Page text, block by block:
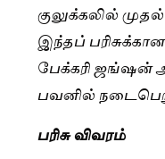
குலுக்கலில் முதல்
இந்தப்
பேக்கரி ஜங்ஷன்
பவனில்
பரிசு விவரம்